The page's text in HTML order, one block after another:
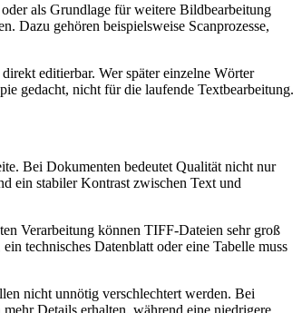
als Grundlage für weitere Bildbearbeitung
Dazu gehören beispielsweise Scanprozesse,
editierbar. Wer später einzelne Wörter
gedacht, nicht für die laufende Textbearbeitung.
Bei Dokumenten bedeutet Qualität nicht nur
ein stabiler Kontrast zwischen Text und
Verarbeitung können TIFF-Dateien sehr groß
technisches Datenblatt oder eine Tabelle muss
nicht unnötig verschlechtert werden. Bei
Details erhalten, während eine niedrigere